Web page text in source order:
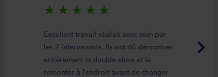
keyboard_arrow_right
star_rate star_rate star_rate star_rate star_rate
Excellent travail réalisé avec soin par
les 2 intervenants. Ils ont dû démontrer
entièrement le double store et le
remonter à l'endroit avant de changer